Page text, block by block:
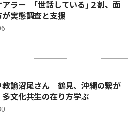
アラー ｢世話している｣２割、面
実態調査と支援
教諭沼尾さん 鶴見、沖縄の繋が
文化共生の在り方学ぶ